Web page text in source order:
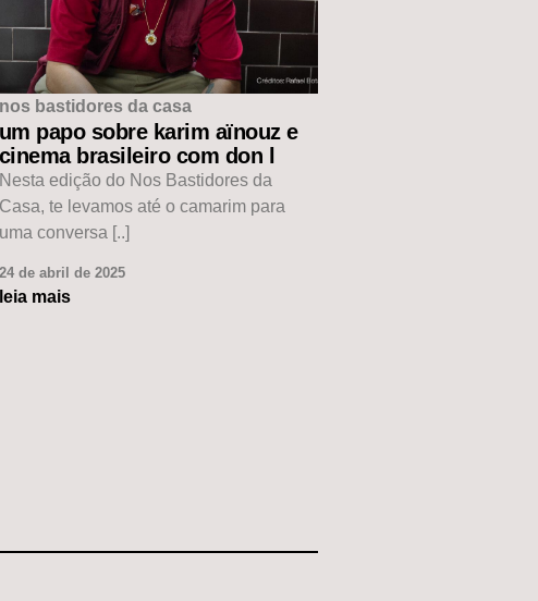
nos bastidores da casa
um papo sobre karim aïnouz e
cinema brasileiro com don l
Nesta edição do Nos Bastidores da
Casa, te levamos até o camarim para
uma conversa [..]
24 de abril de 2025
leia mais